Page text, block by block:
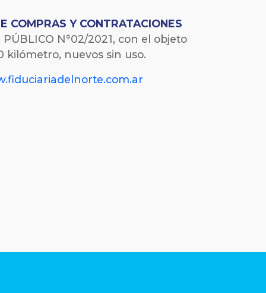
COMPRAS Y CONTRATACIONES
PÚBLICO N°02/2021, con el objeto
kilómetro, nuevos sin uso.